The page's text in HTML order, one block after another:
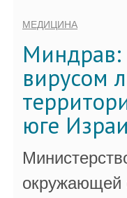
МЕДИЦИНА
Миндрав:
вирусом
юге
окружающей